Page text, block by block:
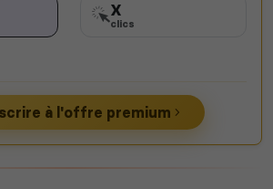
X
clics
à l'offre premium